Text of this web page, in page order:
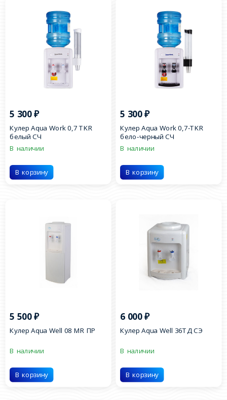
5 300₽
Кулер Aqua Work 0,7 TKR
белый СЧ
В наличии
В корзину
5 300₽
Кулер Aqua Work 0,7-TKR
бело-черный СЧ
В наличии
В корзину
5 500₽
Кулер Aqua Well 08 МR ПР
В наличии
В корзину
6 000₽
Кулер Aqua Well 36ТД СЭ
В наличии
В корзину